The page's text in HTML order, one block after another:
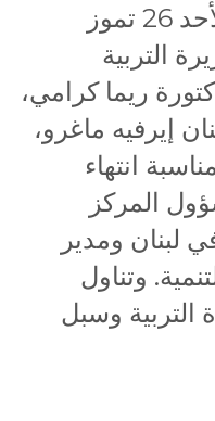
المناهج الجديدة الأحد 26 تموز
التربية
ريما كرامي،
إيرفيه ماغرو،
انتهاء
المركز
لبنان ومدير
وتناول
التربية وسبل